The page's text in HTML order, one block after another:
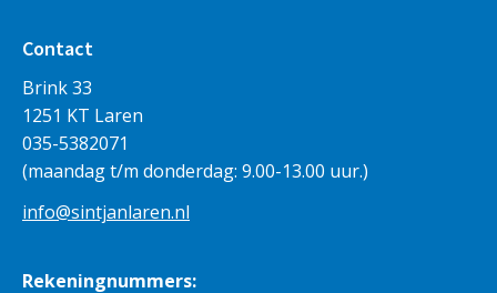
Contact
Brink 33
1251 KT Laren
035-5382071
(maandag t/m donderdag: 9.00-13.00 uur.)
info@sintjanlaren.nl
Rekeningnummers: